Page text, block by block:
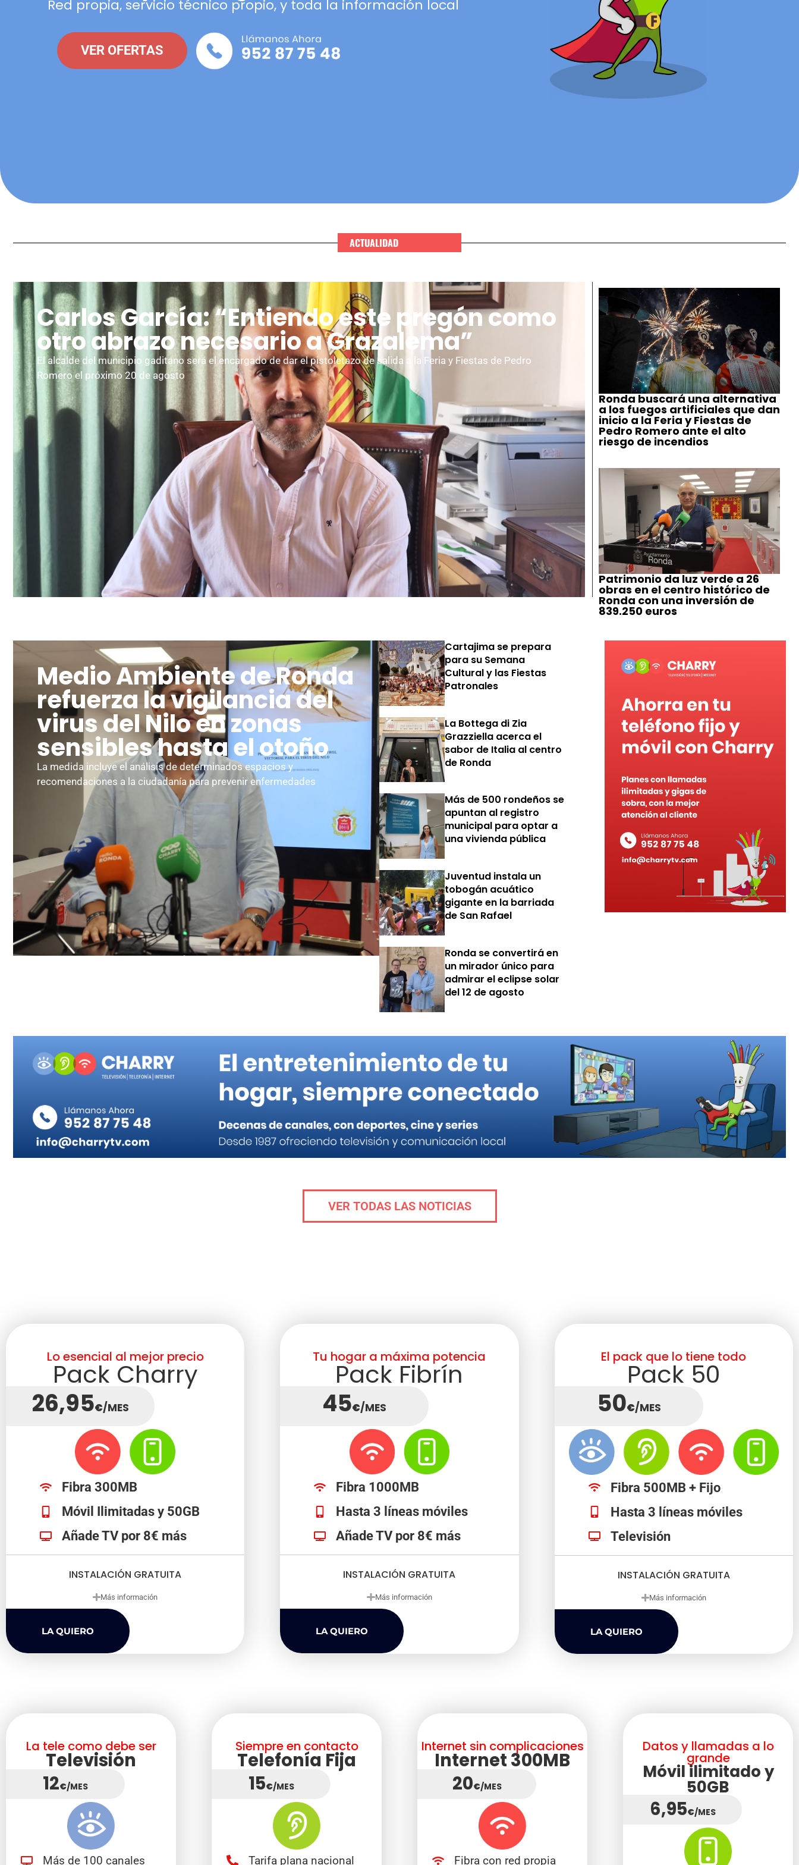
Red propia, servicio técnico propio, y toda la información local
VER OFERTAS
ACTUALIDAD
Carlos García: “Entiendo este pregón como
otro abrazo necesario a Grazalema”
El alcalde del municipio gaditano será el encargado de dar el pistoletazo de salida a la Feria y Fiestas de Pedro
Romero el próximo 20 de agosto
Ronda buscará una alternativa
a los fuegos artificiales que dan
inicio a la Feria y Fiestas de
Pedro Romero ante el alto
riesgo de incendios
Patrimonio da luz verde a 26
obras en el centro histórico de
Ronda con una inversión de
839.250 euros
Medio Ambiente de Ronda
refuerza la vigilancia del
virus del Nilo en zonas
sensibles hasta el otoño
La medida incluye el análisis de determinados espacios y
recomendaciones a la ciudadanía para prevenir enfermedades
Cartajima se prepara
para su Semana
Cultural y las Fiestas
Patronales
La Bottega di Zia
Grazziella acerca el
sabor de Italia al centro
de Ronda
Más de 500 rondeños se
apuntan al registro
municipal para optar a
una vivienda pública
Juventud instala un
tobogán acuático
gigante en la barriada
de San Rafael
Ronda se convertirá en
un mirador único para
admirar el eclipse solar
del 12 de agosto
VER TODAS LAS NOTICIAS
Lo esencial al mejor precio
Pack Charry
26,95€/MES
Fibra 300MB
Móvil Ilimitadas y 50GB
Añade TV por 8€ más
INSTALACIÓN GRATUITA
Más información
LA QUIERO
Tu hogar a máxima potencia
Pack Fibrín
45€/MES
Fibra 1000MB
Hasta 3 líneas móviles
Añade TV por 8€ más
INSTALACIÓN GRATUITA
Más información
LA QUIERO
El pack que lo tiene todo
Pack 50
50€/MES
Fibra 500MB + Fijo
Hasta 3 líneas móviles
Televisión
INSTALACIÓN GRATUITA
Más información
LA QUIERO
La tele como debe ser
Televisión
12€/MES
Más de 100 canales
Siempre en contacto
Telefonía Fija
15€/MES
Tarifa plana nacional
Internet sin complicaciones
Internet 300MB
20€/MES
Fibra con red propia
Datos y llamadas a lo
grande
Móvil ilimitado y
50GB
6,95€/MES